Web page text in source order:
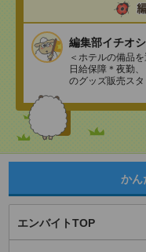
編集部イチオシ
＜ホテルの備品
日給保障＊夜勤
のグッズ販売ス
かん
エンバイトTOP